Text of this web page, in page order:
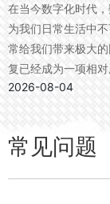
在当今数字化时代
为我们日常生活中
常给我们带来极大
复已经成为一项相对
2026-08-04
常见问题